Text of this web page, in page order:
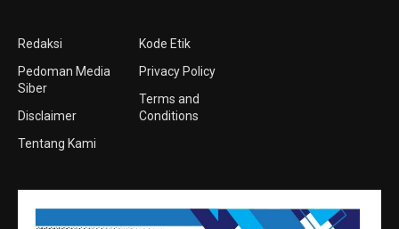
Redaksi
Pedoman Media
Siber
Disclaimer
Tentang Kami
Kode Etik
Privacy Policy
Terms and
Conditions